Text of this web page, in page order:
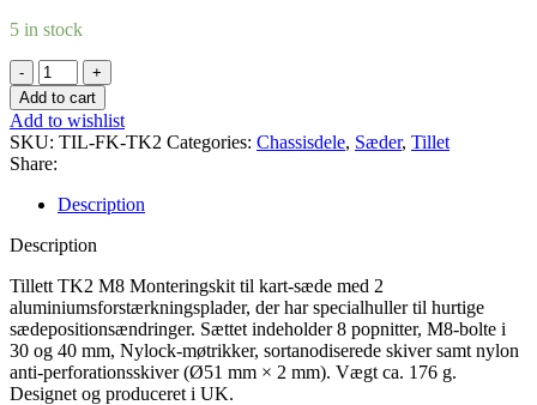
5 in stock
Tillett
TK2
M8
Monteringskit
(med
forstærkningsplader)
quantity
Add to cart
Add to wishlist
SKU: TIL-FK-TK2 Categories: Chassisdele, Sæder, Tillet
Share:
Description
Description
Tillett TK2 M8 Monteringskit til kart-sæde med 2
aluminiumsforstærkningsplader, der har specialhuller til hurtige
sædepositionsændringer. Sættet indeholder 8 popnitter, M8-bolte i
30 og 40 mm, Nylock-møtrikker, sortanodiserede skiver samt nylon
anti-perforationsskiver (Ø51 mm × 2 mm). Vægt ca. 176 g.
Designet og produceret i UK.